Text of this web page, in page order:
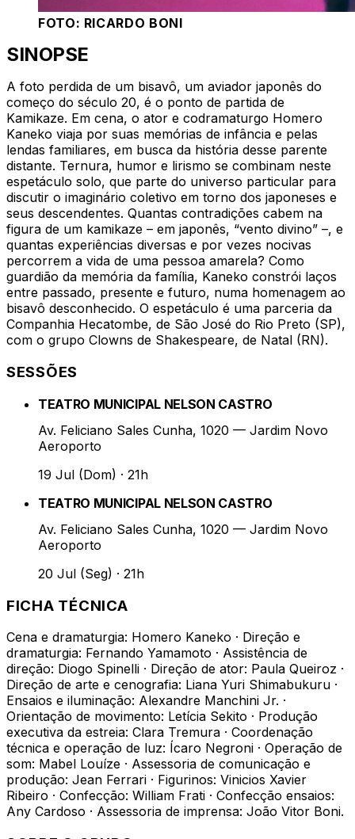
FOTO: RICARDO BONI
SINOPSE
A foto perdida de um bisavô, um aviador japonês do
começo do século 20, é o ponto de partida de
Kamikaze. Em cena, o ator e codramaturgo Homero
Kaneko viaja por suas memórias de infância e pelas
lendas familiares, em busca da história desse parente
distante. Ternura, humor e lirismo se combinam neste
espetáculo solo, que parte do universo particular para
discutir o imaginário coletivo em torno dos japoneses e
seus descendentes. Quantas contradições cabem na
figura de um kamikaze – em japonês, “vento divino” –, e
quantas experiências diversas e por vezes nocivas
percorrem a vida de uma pessoa amarela? Como
guardião da memória da família, Kaneko constrói laços
entre passado, presente e futuro, numa homenagem ao
bisavô desconhecido. O espetáculo é uma parceria da
Companhia Hecatombe, de São José do Rio Preto (SP),
com o grupo Clowns de Shakespeare, de Natal (RN).
SESSÕES
TEATRO MUNICIPAL NELSON CASTRO
Av. Feliciano Sales Cunha, 1020 — Jardim Novo
Aeroporto
19 Jul (Dom) · 21h
TEATRO MUNICIPAL NELSON CASTRO
Av. Feliciano Sales Cunha, 1020 — Jardim Novo
Aeroporto
20 Jul (Seg) · 21h
FICHA TÉCNICA
Cena e dramaturgia: Homero Kaneko · Direção e
dramaturgia: Fernando Yamamoto · Assistência de
direção: Diogo Spinelli · Direção de ator: Paula Queiroz ·
Direção de arte e cenografia: Liana Yuri Shimabukuru ·
Ensaios e iluminação: Alexandre Manchini Jr. ·
Orientação de movimento: Letícia Sekito · Produção
executiva da estreia: Clara Tremura · Coordenação
técnica e operação de luz: Ícaro Negroni · Operação de
som: Mabel Louíze · Assessoria de comunicação e
produção: Jean Ferrari · Figurinos: Vinicios Xavier
Ribeiro · Confecção: William Frati · Confecção ensaios:
Any Cardoso · Assessoria de imprensa: João Vitor Boni.